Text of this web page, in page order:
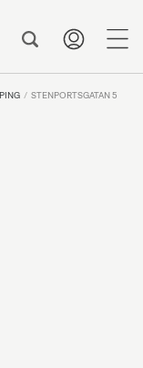
STENPORTSGATAN 5